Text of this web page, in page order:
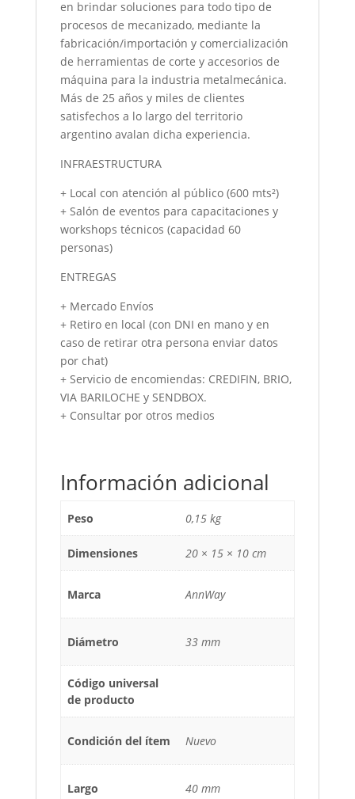
en brindar soluciones para todo tipo de
procesos de mecanizado, mediante la
fabricación/importación y comercialización
de herramientas de corte y accesorios de
máquina para la industria metalmecánica.
Más de 25 años y miles de clientes
satisfechos a lo largo del territorio
argentino avalan dicha experiencia.
INFRAESTRUCTURA
+ Local con atención al público (600 mts²)
+ Salón de eventos para capacitaciones y
workshops técnicos (capacidad 60
personas)
ENTREGAS
+ Mercado Envíos
+ Retiro en local (con DNI en mano y en
caso de retirar otra persona enviar datos
por chat)
+ Servicio de encomiendas: CREDIFIN, BRIO,
VIA BARILOCHE y SENDBOX.
+ Consultar por otros medios
Información adicional
Peso 0,15 kg
Dimensiones 20 × 15 × 10 cm
Marca AnnWay
Diámetro 33 mm
Código universal
de producto
Condición del ítem Nuevo
Largo 40 mm